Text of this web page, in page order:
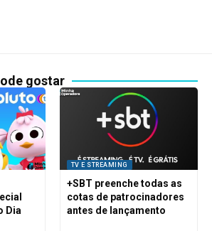
gostar
Dia
TV E STREAMING
+SBT preenche todas as
cotas de patrocinadores
antes de lançamento